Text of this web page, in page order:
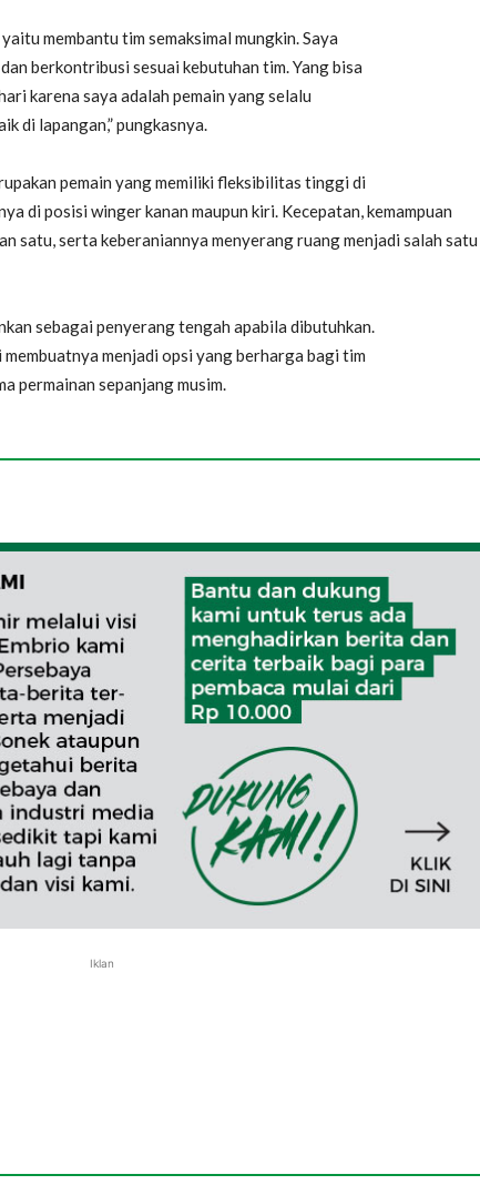
membantu tim semaksimal mungkin. Saya
berkontribusi sesuai kebutuhan tim. Yang bisa
karena saya adalah pemain yang selalu
di lapangan,” pungkasnya.
pemain yang memiliki fleksibilitas tinggi di
di posisi winger kanan maupun kiri. Kecepatan, kemampuan
satu, serta keberaniannya menyerang ruang menjadi salah satu
sebagai penyerang tengah apabila dibutuhkan.
menjadi opsi yang berharga bagi tim
permainan sepanjang musim.
Iklan